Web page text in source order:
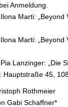
Anmeldung.
Marti: „Beyond
Marti: „Beyond
Lanzinger: „Die
Hauptstraße 45,
Rothmeier
Gabi Schaffner*